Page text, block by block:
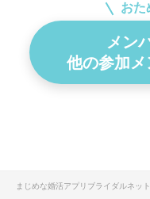
おた
メン
他の参加メ
まじめな婚活アプリブライダルネット